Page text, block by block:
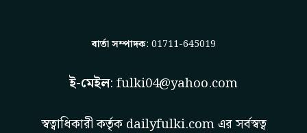
বার্তা সম্পাদক: 01711-645019
ই-মেইল: fulki04@yahoo.com
স্বত্বাধিকারী কর্তৃক dailyfulki.comএর সর্বস্বত্ব